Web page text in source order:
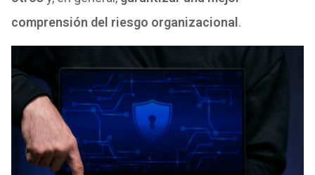
comprensión del riesgo organizacional .